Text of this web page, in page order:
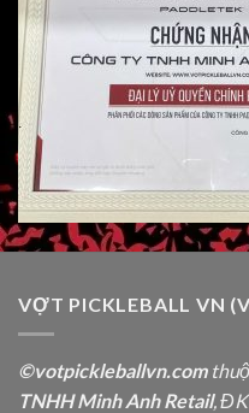
VỢT PICKLEBALL VN
©votpickleballvn.com
TNHH Minh Anh Retail,